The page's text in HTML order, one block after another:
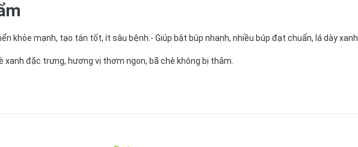
khỏe mạnh, tạo tán tốt, ít sâu bệnh.- Giúp bật búp nhanh, nhiều búp đạt chuẩn, lá dày xanh.
đặc trưng, hương vị thơm ngon, bã chè không bị thâm.